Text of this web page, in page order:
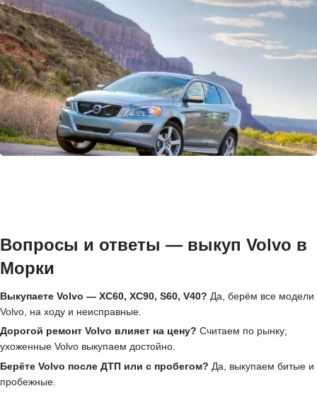
Вопросы и ответы — выкуп Volvo в
Морки
Выкупаете Volvo — XC60, XC90, S60, V40? Да, берём все модели
Volvo, на ходу и неисправные.
Дорогой ремонт Volvo влияет на цену? Считаем по рынку;
ухоженные Volvo выкупаем достойно.
Берёте Volvo после ДТП или с пробегом? Да, выкупаем битые и
пробежные.